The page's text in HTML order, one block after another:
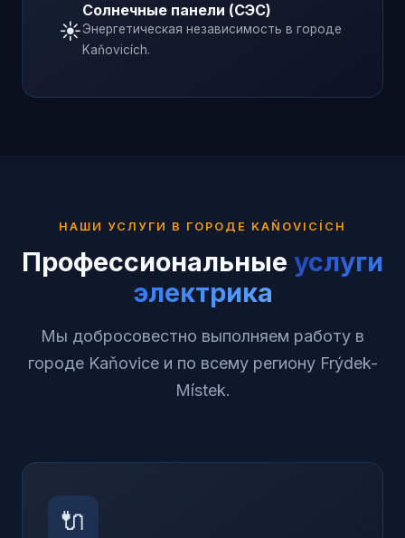
☀️
Солнечные панели (СЭС)
Энергетическая независимость в городе
Kaňovicích.
НАШИ УСЛУГИ В ГОРОДЕ KAŇOVICÍCH
Профессиональные услуги
электрика
Мы добросовестно выполняем работу в
городе Kaňovice и по всему региону Frýdek-
Místek.
🔌